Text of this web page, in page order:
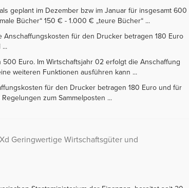
geplant im Dezember bzw im Januar für insgesamt 600
Bücher“ 150 € - 1.000 € „teure Bücher“ ...
Anschaffungskosten für den Drucker betragen 180 Euro
Euro. Im Wirtschaftsjahr 02 erfolgt die Anschaffung
weiteren Funktionen ausführen kann ...
für den Drucker betragen 180 Euro und für
zum Sammelposten ...
Geringwertige Wirtschaftsgüter und